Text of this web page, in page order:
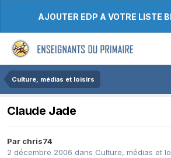
AJOUTER EDP A VOTRE LISTE
Culture, médias et loisirs
Claude Jade
Par chris74
2 décembre 2006 dans Culture, médias et